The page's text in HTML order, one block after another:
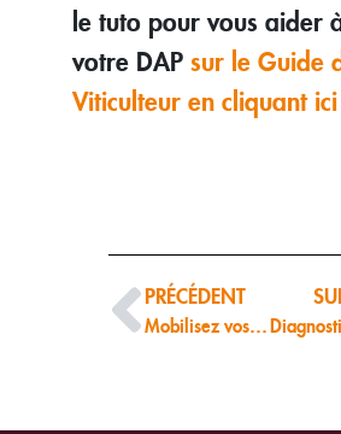
le tuto pour vous aider
votre DAP sur le Guide
Viticulteur en cliquant ici
PRÉCÉDENT
Mobilisez vos droits VIVEA pour financer vos frais de formation!